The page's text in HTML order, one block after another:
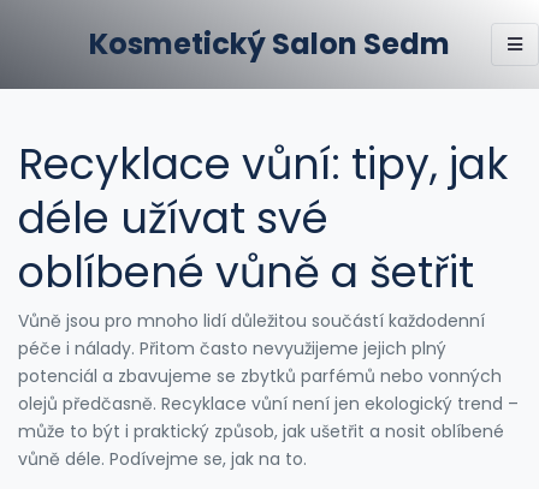
Kosmetický Salon Sedm
Recyklace vůní: tipy, jak
déle užívat své
oblíbené vůně a šetřit
Vůně jsou pro mnoho lidí důležitou součástí každodenní
péče i nálady. Přitom často nevyužijeme jejich plný
potenciál a zbavujeme se zbytků parfémů nebo vonných
olejů předčasně. Recyklace vůní není jen ekologický trend –
může to být i praktický způsob, jak ušetřit a nosit oblíbené
vůně déle. Podívejme se, jak na to.